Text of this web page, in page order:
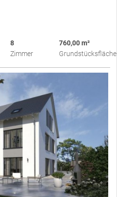
8
Zimmer
760,00 m²
Grundstücksfläche